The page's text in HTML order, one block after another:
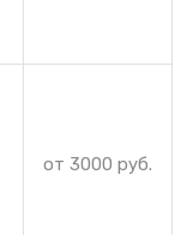
от 3000 руб.